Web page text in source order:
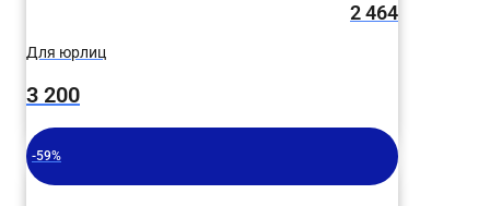
2 464
Для юрлиц
3 200
-59%